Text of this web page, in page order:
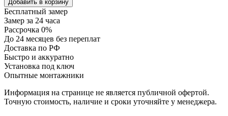
Добавить в корзину
Бесплатный замер
Замер за 24 часа
Рассрочка 0%
До 24 месяцев без переплат
Доставка по РФ
Быстро и аккуратно
Установка под ключ
Опытные монтажники
Информация на странице не является публичной офертой.
Точную стоимость, наличие и сроки уточняйте у менеджера.